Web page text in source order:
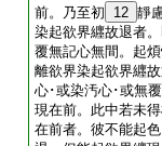
前。乃至初
12 靜
染起欲界纒故退者
覆無記心無間。起
離欲界染起欲界纒
心･或染汚心･或無
現在前。此中若未
在前者。彼不能起